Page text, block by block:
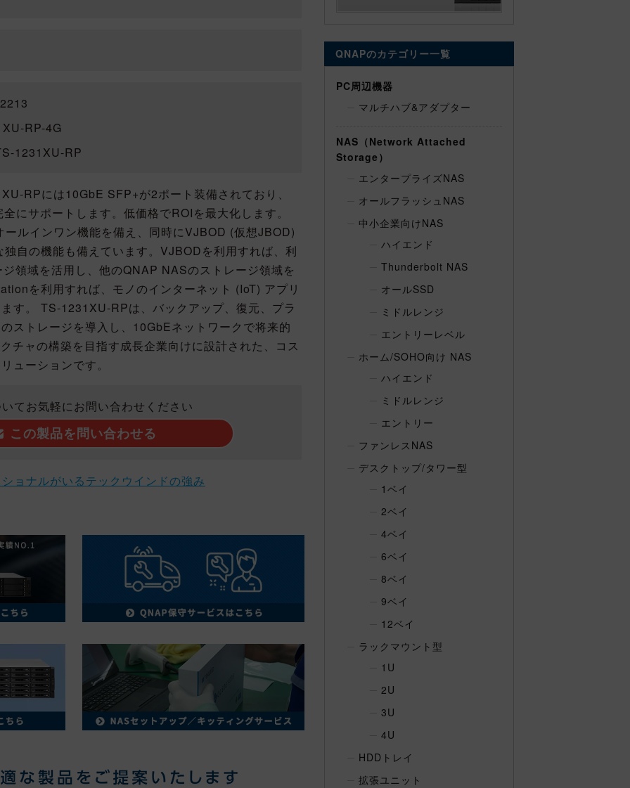
RP-4G
1231XU-RP
RPには10GbE SFP+が2ポート装備されており、
にサポートします。低価格でROIを最大化します。
ルインワン機能を備え、同時にVJBOD (仮想JBOD)
自の機能も備えています。VJBODを利用すれば、利
領域を活用し、他のQNAP NASのストレージ領域を
を利用すれば、モノのインターネット (IoT) アプリ
す。 TS-1231XU-RPは、バックアップ、復元、プラ
ストレージを導入し、10GbEネットワークで将来的
チャの構築を目指す成長企業向けに設計された、コス
ューションです。
てお気軽にお問い合わせください
この製品を問い合わせる
ョナルがいるテックウインドの強み
QNAPのカテゴリー一覧
PC周辺機器
マルチハブ&アダプター
NAS（Network Attached
Storage）
エンタープライズNAS
オールフラッシュNAS
中小企業向けNAS
ハイエンド
Thunderbolt NAS
オールSSD
ミドルレンジ
エントリーレベル
ホーム/SOHO向け NAS
ハイエンド
ミドルレンジ
エントリー
ファンレスNAS
デスクトップ/タワー型
1ベイ
2ベイ
4ベイ
6ベイ
8ベイ
9ベイ
12ベイ
ラックマウント型
1U
2U
3U
4U
HDDトレイ
拡張ユニット